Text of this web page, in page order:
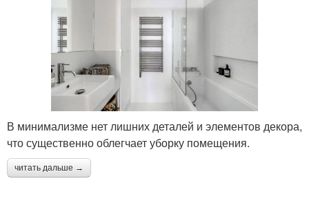
В минимализме нет лишних деталей и элементов декора,
что существенно облегчает уборку помещения.
читать дальше →